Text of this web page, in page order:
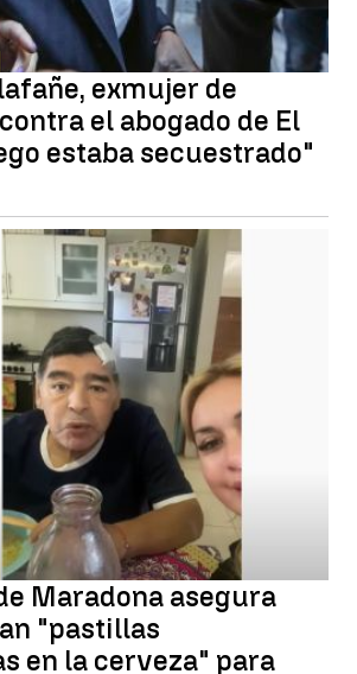
exmujer de
el abogado de El
estaba secuestrado"
Maradona asegura
"pastillas
en la cerveza" para